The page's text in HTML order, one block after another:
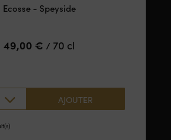
Ecosse - Speyside
49,00 € / 70 cl
AJOUTER